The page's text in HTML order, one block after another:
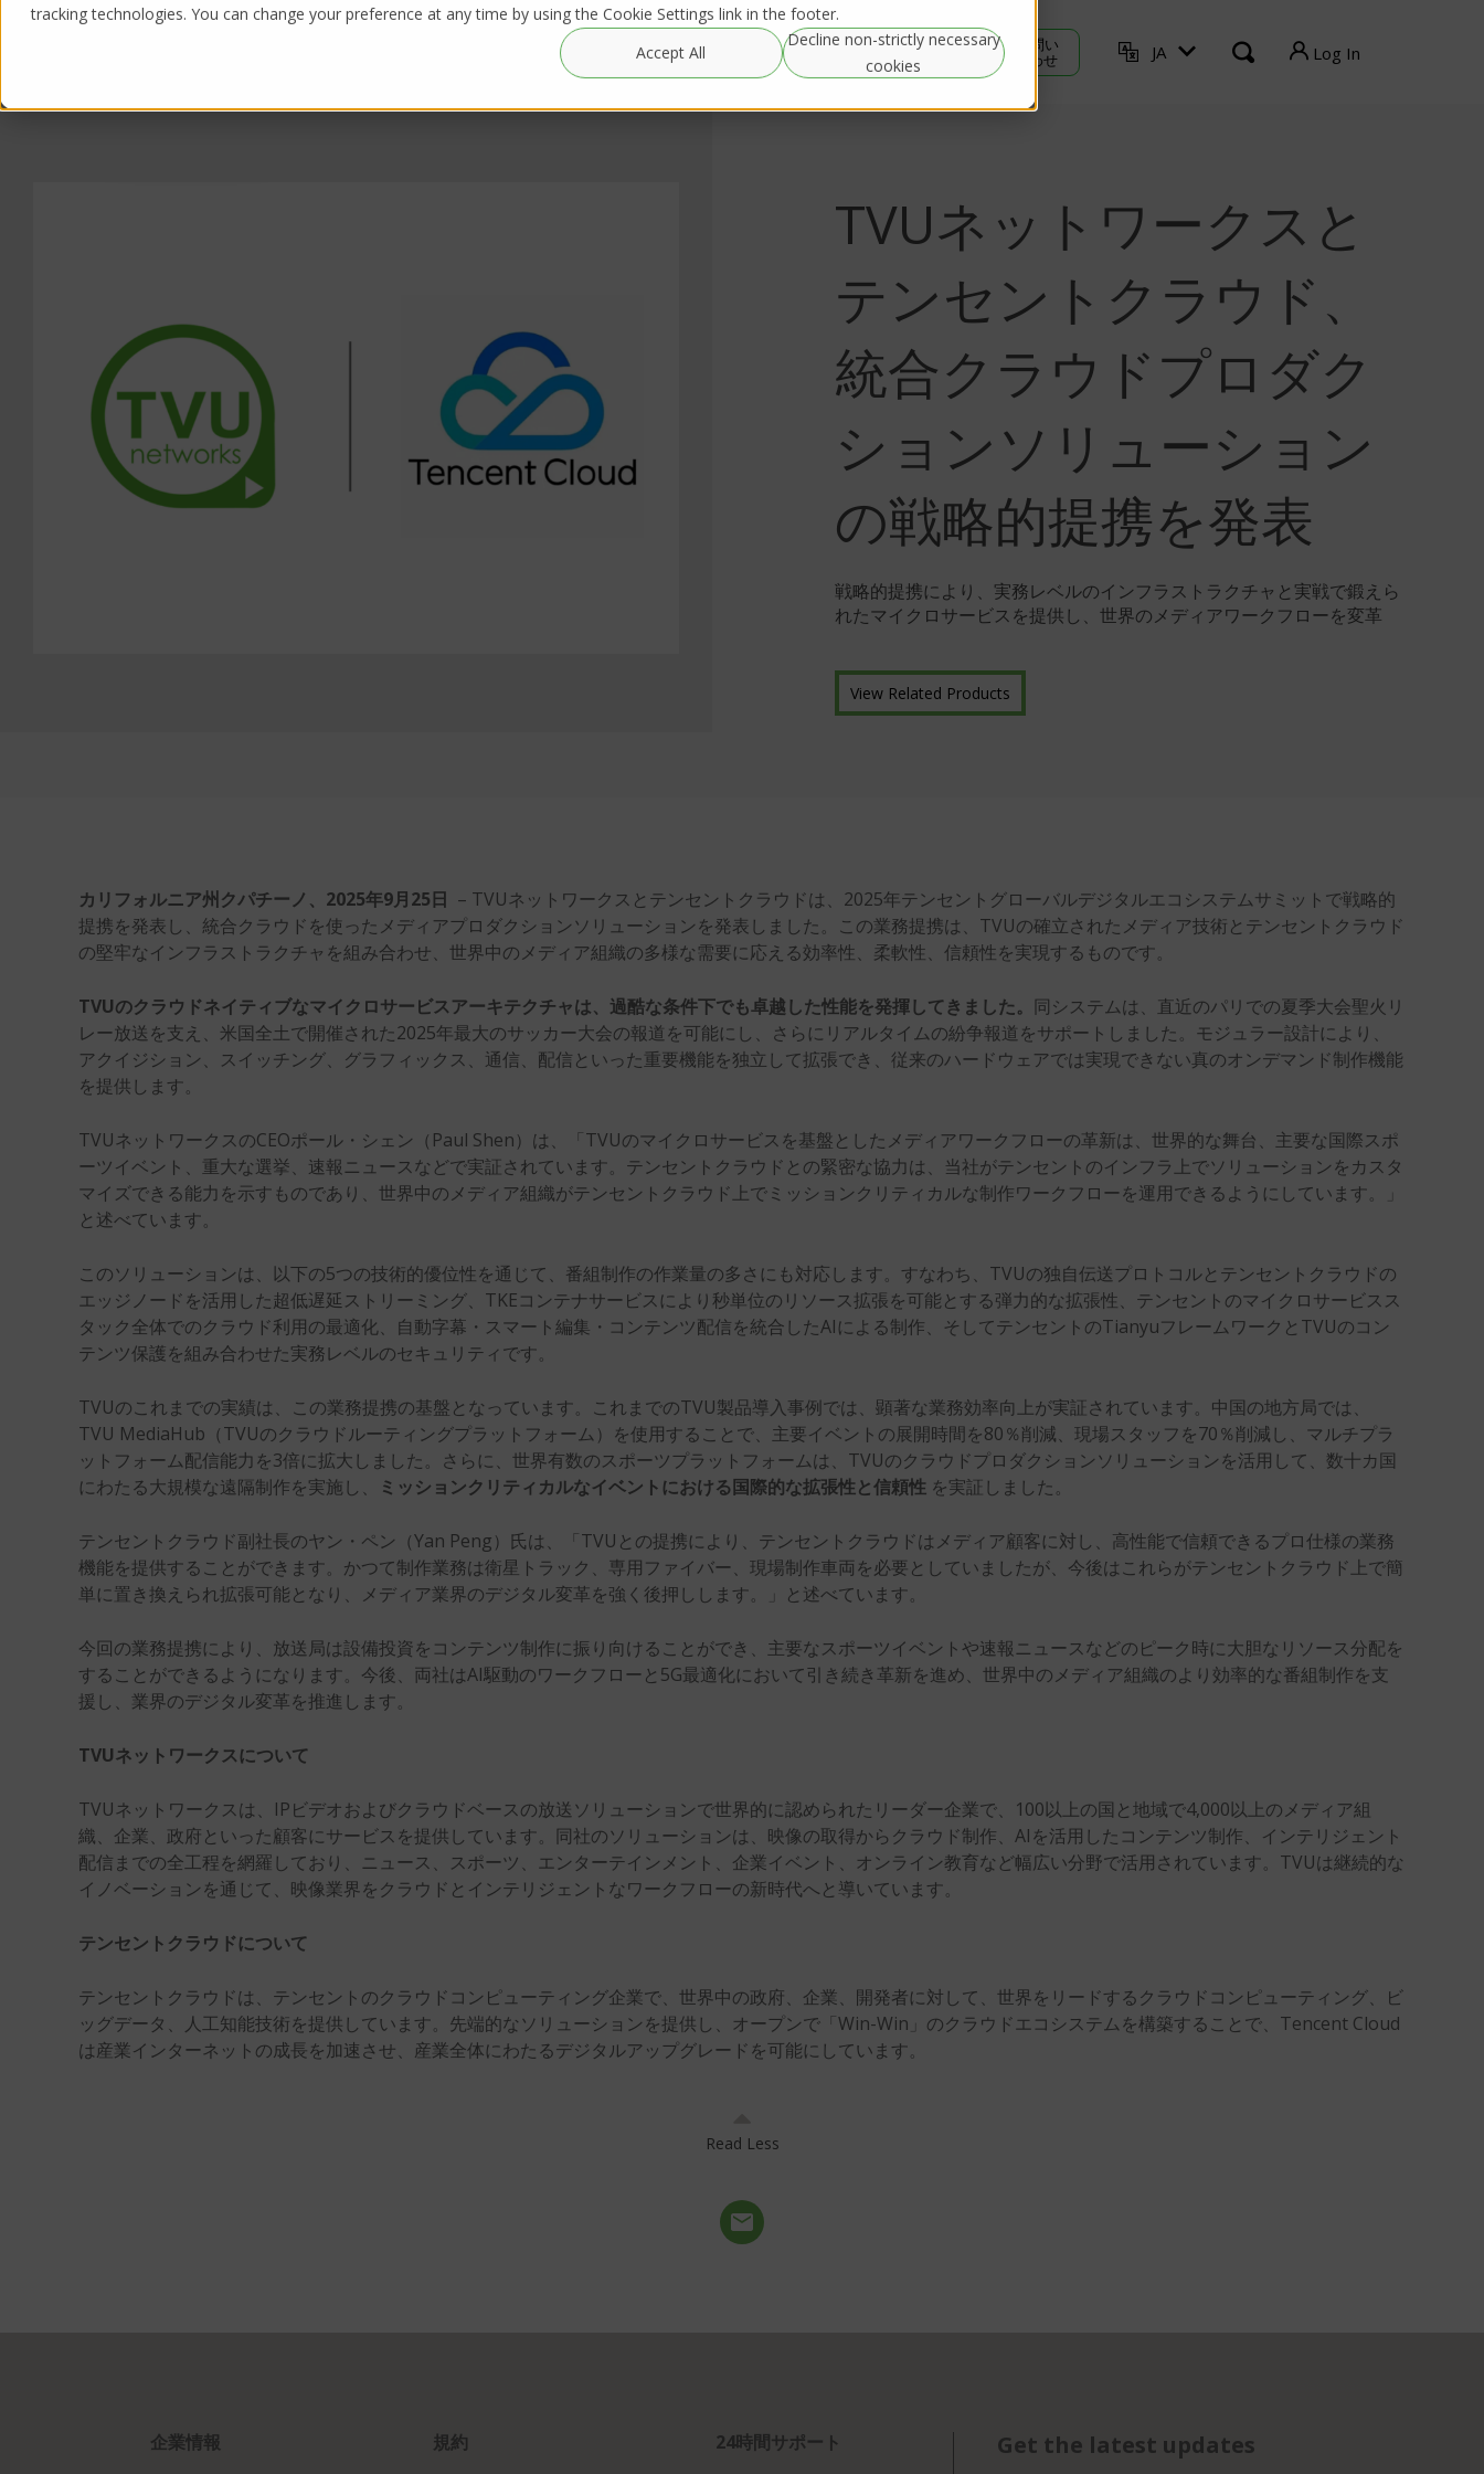
tracking technologies. You can change your preference at any time by using the Cookie Settings link in the footer.
Accept All
Decline non-strictly necessary
cookies
Resources IRL Streaming グローバルレンタル-
Global Rentals
お 問い
合わせ JA Log In
TVU Channel
ログアウト
TVUネットワークスと
テンセントクラウド、
統合クラウドプロダク
ションソリューション
の戦略的提携を発表
戦略的提携により、実務レベルのインフラストラクチャと実戦で鍛えら
れたマイクロサービスを提供し、世界のメディアワークフローを変革
View Related Products
カリフォルニア州クパチーノ、2025年9月25日 – TVUネットワークスとテンセントクラウドは、2025年テンセントグローバルデジタルエコシステムサミットで戦略的
提携を発表し、統合クラウドを使ったメディアプロダクションソリューションを発表しました。この業務提携は、TVUの確立されたメディア技術とテンセントクラウド
の堅牢なインフラストラクチャを組み合わせ、世界中のメディア組織の多様な需要に応える効率性、柔軟性、信頼性を実現するものです。
TVUのクラウドネイティブなマイクロサービスアーキテクチャは、 過酷な条件下でも卓越した性能を発揮してきました。 同システムは、直近のパリでの夏季大会聖火リ
レー放送を支え、米国全土で開催された2025年最大のサッカー大会の報道を可能にし、さらにリアルタイムの紛争報道をサポートしました。モジュラー設計により、
アクイジション、スイッチング、グラフィックス、通信、配信といった重要機能を独立して拡張でき、従来のハードウェアでは実現できない真のオンデマンド制作機能
を提供します。
TVUネットワークスのCEOポール・シェン（Paul Shen） は、「TVUのマイクロサービスを基盤としたメディアワークフローの革新は、世界的な舞台、主要な国際スポ
ーツイベント、重大な選挙、速報ニュースなどで実証されています。テンセントクラウドとの緊密な協力は、当社がテンセントのインフラ上でソリューションをカスタ
マイズできる能力を示すものであり、世界中のメディア組織がテンセントクラウド上でミッションクリティカルな制作ワークフローを運用できるようにしています。」
と述べています。
このソリューションは、以下の5つの技術的優位性を通じて、番組制作の作業量の多さにも対応します。すなわち、TVUの独自伝送プロトコルとテンセントクラウドの
エッジノードを活用した超低遅延ストリーミング、TKEコンテナサービスにより秒単位のリソース拡張を可能とする弾力的な拡張性、テンセントのマイクロサービスス
タック全体でのクラウド利用の最適化、自動字幕・スマート編集・コンテンツ配信を統合したAIによる制作、そしてテンセントのTianyuフレームワークとTVUのコン
テンツ保護を組み合わせた実務レベルのセキュリティです。
TVUのこれまでの実績は、この業務提携の基盤となっています。これまでのTVU製品導入事例では、顕著な業務効率向上が実証されています。中国の地方局では、
TVU MediaHub（TVUのクラウドルーティングプラットフォーム）を使用することで、主要イベントの展開時間を80％削減、現場スタッフを70％削減し、マルチプラ
ットフォーム配信能力を3倍に拡大しました。さらに、世界有数のスポーツプラットフォームは、TVUのクラウドプロダクションソリューションを活用して、数十カ国
にわたる大規模な遠隔制作を実施し、
ミッションクリティカルなイベントにおける国際的な拡張性と信頼性 を実証しました。
テンセントクラウド副社長のヤン・ペン（Yan Peng）氏は、「TVUとの提携により、テンセントクラウドはメディア顧客に対し、高性能で信頼できるプロ仕様の業務
機能を提供することができます。かつて制作業務は衛星トラック、専用ファイバー、現場制作車両を必要としていましたが、今後はこれらがテンセントクラウド上で簡
単に置き換えられ拡張可能となり、メディア業界のデジタル変革を強く後押しします。」と述べています。
今回の業務提携により、放送局は設備投資をコンテンツ制作に振り向けることができ、主要なスポーツイベントや速報ニュースなどのピーク時に大胆なリソース分配を
することができるようになります。今後、両社はAI駆動のワークフローと5G最適化において引き続き革新を進め、世界中のメディア組織のより効率的な番組制作を支
援し、業界のデジタル変革を推進します。
TVUネットワークスについて
TVUネットワークスは、IPビデオおよびクラウドベースの放送ソリューションで世界的に認められたリーダー企業で、100以上の国と地域で4,000以上のメディア組
織、企業、政府といった顧客にサービスを提供しています。同社のソリューションは、映像の取得からクラウド制作、AIを活用したコンテンツ制作、インテリジェント
配信までの全工程を網羅しており、ニュース、スポーツ、エンターテインメント、企業イベント、オンライン教育など幅広い分野で活用されています。TVUは継続的な
イノベーションを通じて、映像業界をクラウドとインテリジェントなワークフローの新時代へと導いています。
テンセントクラウドについて
テンセントクラウドは、テンセントのクラウドコンピューティング企業で、世界中の政府、企業、開発者に対して、世界をリードするクラウドコンピューティング、ビ
ッグデータ、人工知能技術を提供しています。先端的なソリューションを提供し、オープンで「Win-Win」のクラウドエコシステムを構築することで、Tencent Cloud
は産業インターネットの成長を加速させ、産業全体にわたるデジタルアップグレードを可能にしています。
Read Less
企業情報
規約
24時間サポート
Get the latest updates